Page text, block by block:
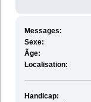
Messages:
Sexe:
Âge:
Localisation:
Handicap: